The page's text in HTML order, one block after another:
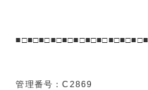
管理番号：C2869